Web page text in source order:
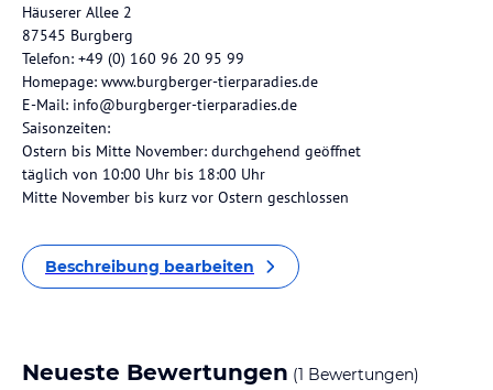
Häuserer Allee 2
87545 Burgberg
Telefon: +49 (0) 160 96 20 95 99
Homepage: www.burgberger-tierparadies.de
E-Mail: info@burgberger-tierparadies.de
Saisonzeiten:
Ostern bis Mitte November: durchgehend geöffnet
täglich von 10:00 Uhr bis 18:00 Uhr
Mitte November bis kurz vor Ostern geschlossen
Beschreibung bearbeiten
Neueste Bewertungen (1 Bewertungen)